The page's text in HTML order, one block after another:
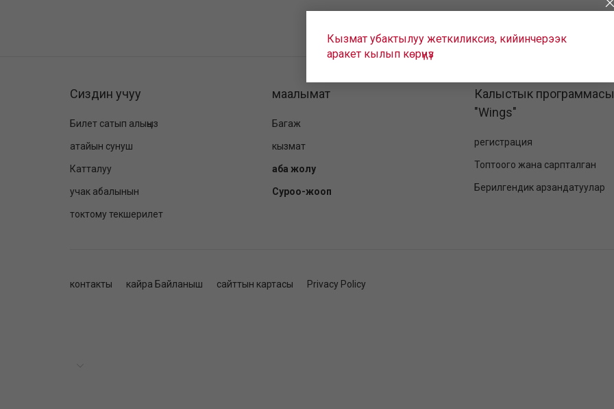
Кызмат убактылуу жеткиликсиз, кийинчерээк
аракет кылып көрүңүз
Сиздин учуу
Билет сатып алыңыз
атайын сунуш
Катталуу
учак абалынын
токтому текшерилет
маалымат
Багаж
кызмат
аба жолу
Суроо-жооп
Калыстык программасы
"Wings"
регистрация
Топтоого жана сарпталган
Берилгендик арзандатуулар
контакты кайра Байланыш сайттын картасы Privacy Policy